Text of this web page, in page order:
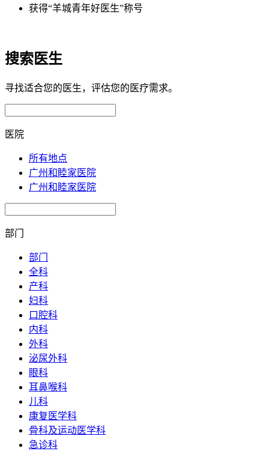
获得“羊城青年好医生”称号
搜索医生
寻找适合您的医生，评估您的医疗需求。
医院
所有地点
广州和睦家医院
广州和睦家医院
部门
部门
全科
产科
妇科
口腔科
内科
外科
泌尿外科
眼科
耳鼻喉科
儿科
康复医学科
骨科及运动医学科
急诊科